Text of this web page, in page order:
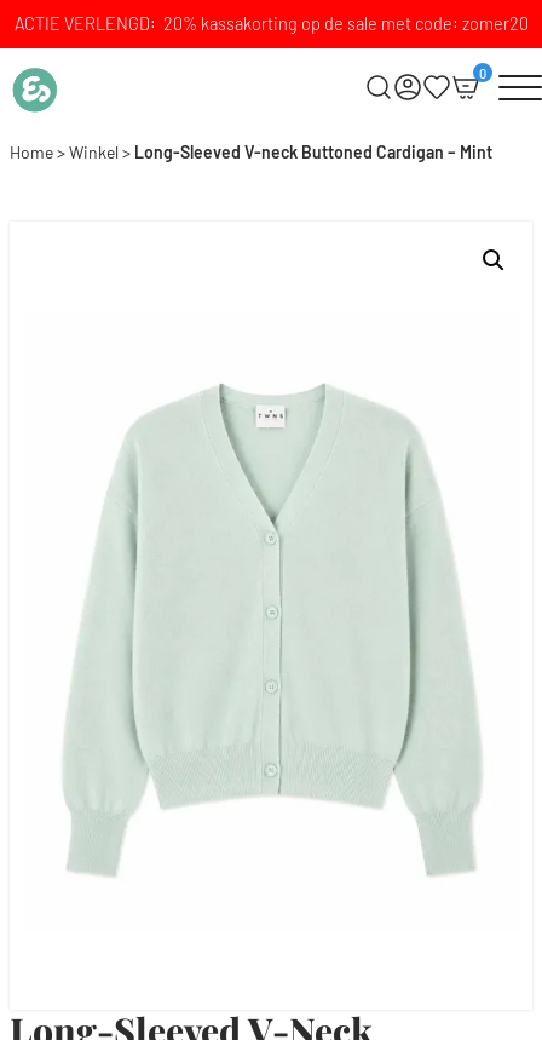
ACTIE VERLENGD: 20% kassakorting op de sale met code: zomer20
0
Home>Winkel> Long-Sleeved V-neck Buttoned Cardigan – Mint
Long-Sleeved V-Neck